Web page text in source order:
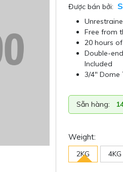
Được bán bởi:
Free from
20 hours
Double-
Included
3/4″ Dome
Sẵn hàng:
Weight:
2KG 4KG